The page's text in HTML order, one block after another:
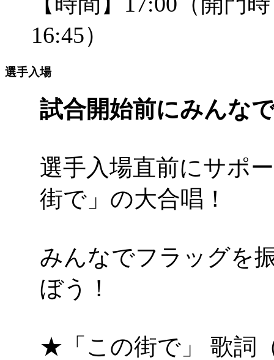
16:45）
選手入場
試合開始前にみんな
選手入場直前にサポ
街で」の大合唱！
みんなでフラッグを
ぼう！
★「この街で」 歌詞